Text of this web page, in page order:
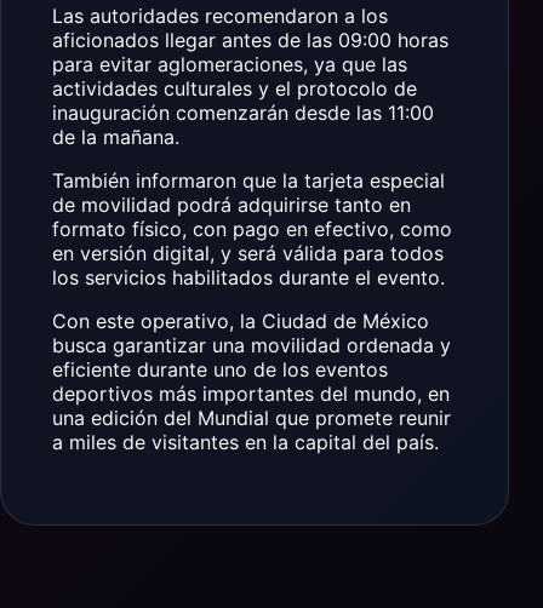
Las autoridades recomendaron a los
aficionados llegar antes de las 09:00 horas
para evitar aglomeraciones, ya que las
actividades culturales y el protocolo de
inauguración comenzarán desde las 11:00
de la mañana.
También informaron que la tarjeta especial
de movilidad podrá adquirirse tanto en
formato físico, con pago en efectivo, como
en versión digital, y será válida para todos
los servicios habilitados durante el evento.
Con este operativo, la Ciudad de México
busca garantizar una movilidad ordenada y
eficiente durante uno de los eventos
deportivos más importantes del mundo, en
una edición del Mundial que promete reunir
a miles de visitantes en la capital del país.